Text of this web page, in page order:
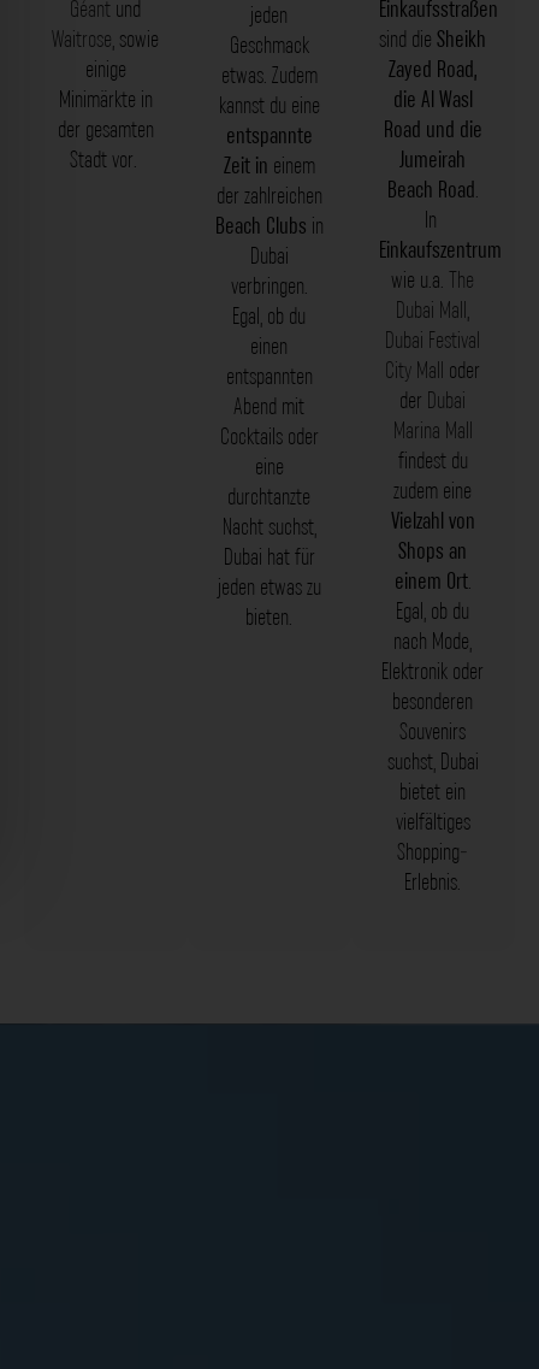
Géant und
Waitrose, sowie
einige
Minimärkte in
der gesamten
Stadt vor.
jeden
Geschmack
etwas. Zudem
kannst du eine
entspannte
Zeit in einem
der zahlreichen
Beach Clubs in
Dubai
verbringen.
Egal, ob du
einen
entspannten
Abend mit
Cocktails oder
eine
durchtanzte
Nacht suchst,
Dubai hat für
jeden etwas zu
bieten.
Einkaufsstraßen
sind dieSheikh
Zayed Road,
die Al Wasl
Road und die
Jumeirah
Beach Road.
In
Einkaufszentrum
wie u.a.The
Dubai Mall,
Dubai Festival
City Mall oder
der Dubai
Marina Mall
findest du
zudem eine
Vielzahl von
Shops an
einem Ort.
Egal, ob du
nach Mode,
Elektronik oder
besonderen
Souvenirs
suchst, Dubai
bietet ein
vielfältiges
Shopping-
Erlebnis.